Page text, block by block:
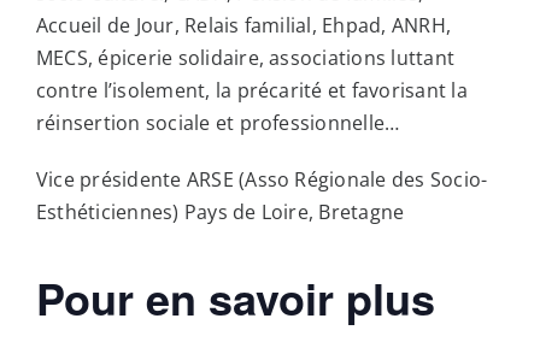
Accueil de Jour, Relais familial, Ehpad, ANRH,
MECS, épicerie solidaire, associations luttant
contre l’isolement, la précarité et favorisant la
réinsertion sociale et professionnelle…
Vice présidente ARSE (Asso Régionale des Socio-
Esthéticiennes) Pays de Loire, Bretagne
Pour en savoir plus